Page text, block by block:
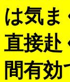
は気ま
直接赴
間有効